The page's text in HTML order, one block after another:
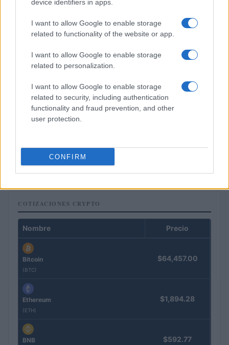
device identifiers in apps.
I want to allow Google to enable storage
related to functionality of the website or app.
I want to allow Google to enable storage
related to personalization.
I want to allow Google to enable storage
related to security, including authentication
functionality and fraud prevention, and other
user protection.
CONFIRM
inversiones
COTIZACIONES CRYPTO
Nombre Precio
Bitcoin
(BTC)
$64,457.00
Ethereum
(ETH)
$1,894.28
BNB $592.77